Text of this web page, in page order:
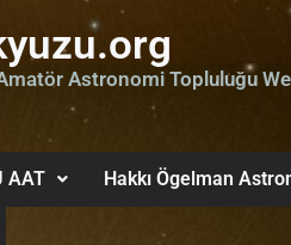
Astronomi Topluluğu
AAT Hakkı Ögelman